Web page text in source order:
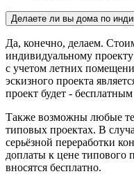
Делаете ли вы дома по
Да, конечно, делаем.
индивидуальному
с учетом летних
эскизного проекта
проект будет - бесплатным
Также возможны любые
типовых проектах. В
серьёзной переработки
доплаты к цене типового
вносятся бесплатно.